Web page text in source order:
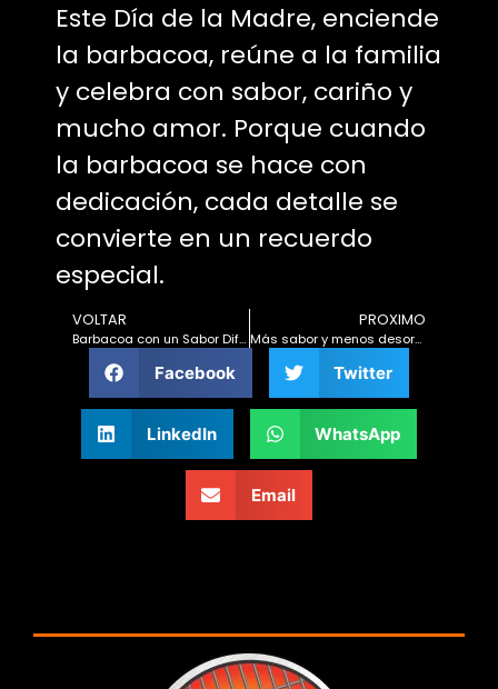
Este Día de la Madre, enciende
la barbacoa, reúne a la familia
y celebra con sabor, cariño y
mucho amor. Porque cuando
la barbacoa se hace con
dedicación, cada detalle se
convierte en un recuerdo
especial.
VOLTAR
Barbacoa con un Sabor Diferente: Sorprende a la Familia con una Experiencia Especial
PROXIMO
Más sabor y menos desorden: transforme su rutina de cocina con los accesorios Air Fryer y Prime Grill
Facebook Twitter
LinkedIn WhatsApp
Email